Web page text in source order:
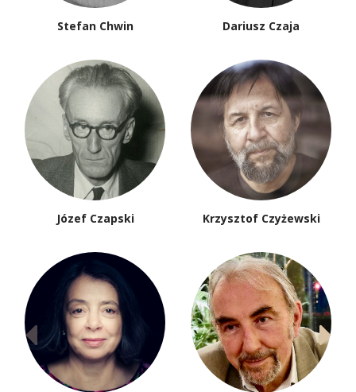
Stefan Chwin Dariusz Czaja
Józef Czapski Krzysztof Czyżewski